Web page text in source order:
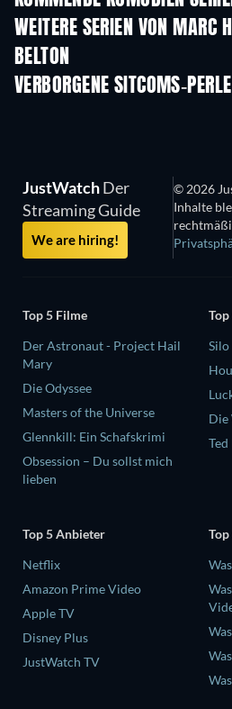
WEITERE SERIEN VON MARC
BELTON
VERBORGENE SITCOMS-
Serie
JustWatchDer
Streaming Guide
We are hiring!
© 2026
Inhalte
Top 5 Filme
Der Astronaut - Project Hail
Mary
Die Odyssee
Masters of the Universe
Glennkill: Ein Schafskrimi
Obsession – Du sollst mich
lieben
Silo
Die
Ted
Top 5 Anbieter
Netflix
Amazon Prime Video
Apple TV
Disney Plus
JustWatch TV